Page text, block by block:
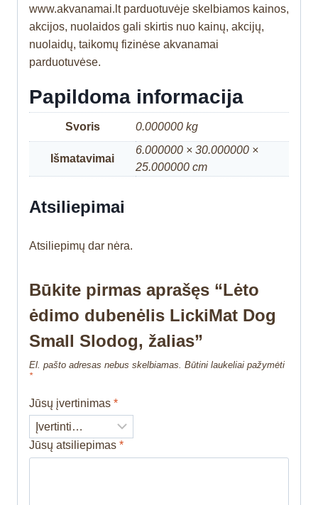
www.akvanamai.lt parduotuvėje skelbiamos kainos,
akcijos, nuolaidos gali skirtis nuo kainų, akcijų,
nuolaidų, taikomų fizinėse akvanamai
parduotuvėse.
Papildoma informacija
Svoris 0.000000 kg
Išmatavimai
6.000000 × 30.000000 ×
25.000000 cm
Atsiliepimai
Atsiliepimų dar nėra.
Būkite pirmas aprašęs “Lėto
ėdimo dubenėlis LickiMat Dog
Small Slodog, žalias”
El. pašto adresas nebus skelbiamas. Būtini laukeliai pažymėti
*
Jūsų įvertinimas *
Jūsų atsiliepimas *